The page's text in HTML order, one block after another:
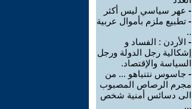
- عهر سياسي ليس أكثر
- تطبيع ملزم بأموال عربية
..
- الأردن : الفساد و
إشكالية رجل الدولة ورجل
السياسة والإقتصاد.
- جاسوس نتنياهو ... من
مجرم الرصاص المصبوب
الى دسائس أمنية شخص
...